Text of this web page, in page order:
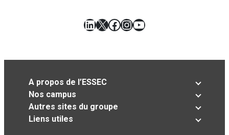
LinkedIn
X Facebook
Instagram
YouTube
A propos de l’ESSEC
Nos campus
Autres sites du groupe
Liens utiles